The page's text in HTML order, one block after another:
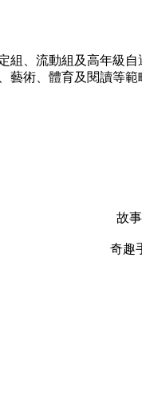
組、流動組及高年級
藝術、體育及閱讀等範
故
奇趣